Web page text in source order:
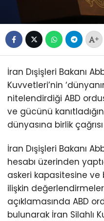
+
İran Dışişleri Bakanı
Kuvvetleri’nin
nitelendirdiği ABD
ve gücünü
dünyasına birlik
İran Dışişleri Bakanı
hesabı üzerinden
askeri kapasitesine
ilişkin
açıklamasında ABD
bulunarak İran Silahlı